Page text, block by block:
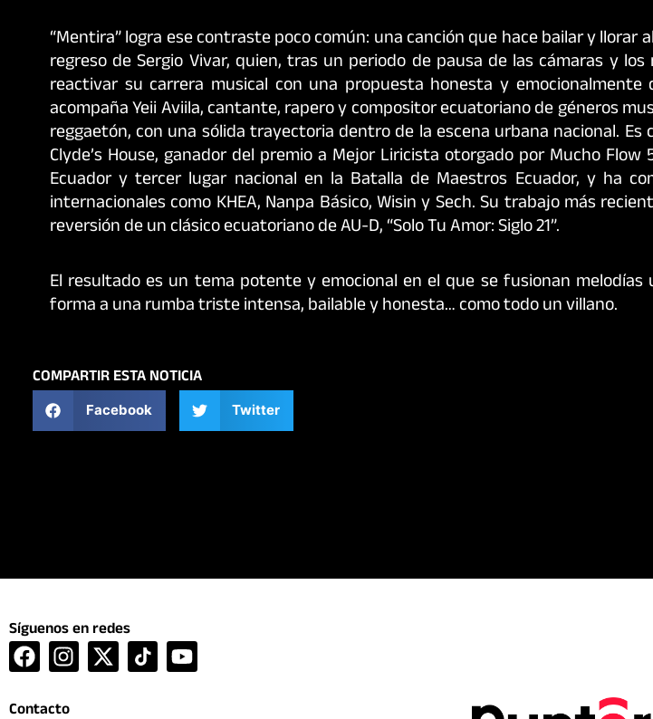
“Mentira” logra ese contraste poco común: una canción que hace bailar y llorar
regreso de Sergio Vivar, quien, tras un periodo de pausa de las cámaras y
reactivar su carrera musical con una propuesta honesta y
acompaña Yeii Aviila, cantante, rapero y compositor ecuatoriano de géneros
reggaetón, con una sólida trayectoria dentro de la escena urbana nacional.
Clyde’s House, ganador del premio a Mejor Liricista otorgado por Mucho
Ecuador y tercer lugar nacional en la Batalla de Maestros Ecuador, y ha
internacionales como KHEA, Nanpa Básico, Wisin y Sech. Su trabajo más
reversión de un clásico ecuatoriano de AU-D, “Solo Tu Amor: Siglo 21”.
El resultado es un tema potente y emocional en el que se fusionan
forma a una rumba triste intensa, bailable y honesta… como todo un villano.
COMPARTIR ESTA NOTICIA
Facebook Twitter
Síguenos en redes
F
a
I
n
X
-
Y
o
Contacto